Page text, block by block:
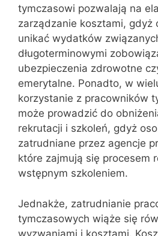
tymczasowi pozwalają na
zarządzanie kosztami, gdyż
unikać wydatków
długoterminowymi
ubezpieczenia zdrowotne
emerytalne. Ponadto, w
korzystanie z pracowników
może prowadzić do
rekrutacji i szkoleń, gdyż
zatrudniane przez agencje
które zajmują się procesem
wstępnym szkoleniem.
Jednakże, zatrudnianie
tymczasowych wiąże się
wyzwaniami i kosztami.